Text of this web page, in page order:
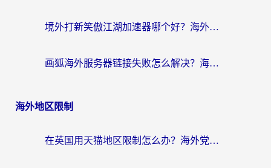
境外打新笑傲江湖加速器哪个好？海外玩家国服畅玩全攻略（附实测推荐）
画狐海外服务器链接失败怎么解决？海外玩家国服游戏加速器终极指南
海外地区限制
在英国用天猫地区限制怎么办？海外党必备的国内平台解锁指南